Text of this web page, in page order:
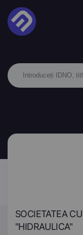
SOCIETATEA
"HIDRAULICA"